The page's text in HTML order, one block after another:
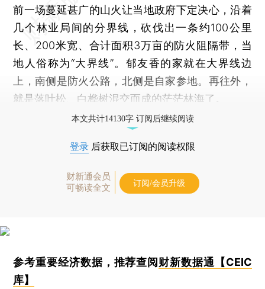
前一场蔓延甚广的山火让当地政府下定决心，沿着
几个林业局间的分界线，砍伐出一条约100公里
长、200米宽、合计面积3万亩的防火阻隔带，当
地人俗称为“大界线”。郁友香的家就在大界线边
上，南侧是防火公路，北侧是自家参地。再往外，
就是落叶松、白桦树混交而成的茫茫林海了。
本文共计14130字 订阅后继续阅读
登录 后获取已订阅的阅读权限
财新通会员
可畅读全文
订阅/会员升级
参考重要经济数据，推荐查阅 财新数据通【CEIC
库】